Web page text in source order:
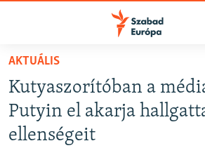
Akadálymentes
Ugrás
fő
oldalra
Ugrás
AKTUÁLIS
PODCASTOK
AKTUÁLIS
Kutyaszorítóban a
Putyin el akarja
ellenségeit
FELIRATKOZÁS